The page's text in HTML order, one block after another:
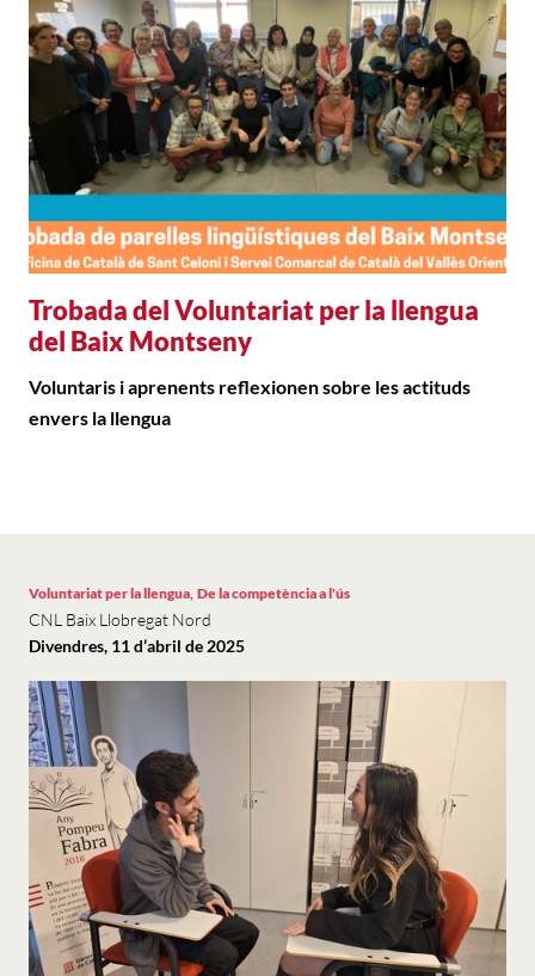
Trobada del Voluntariat per la llengua
del Baix Montseny
Voluntaris i aprenents reflexionen sobre les actituds
envers la llengua
Voluntariat per la llengua, De la competència a l'ús
CNL Baix Llobregat Nord
Divendres, 11 d’abril de 2025